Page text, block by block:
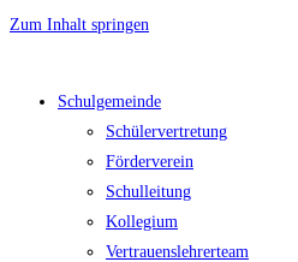
Zum Inhalt springen
Schulgemeinde
Schülervertretung
Förderverein
Schulleitung
Kollegium
Vertrauenslehrerteam